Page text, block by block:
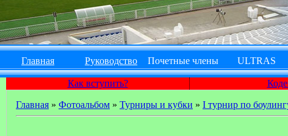
Главная Руководство Почетные члены ULTRAS
Как вступить?
Главная » Фотоальбом » Турниры и кубки » I турнир по